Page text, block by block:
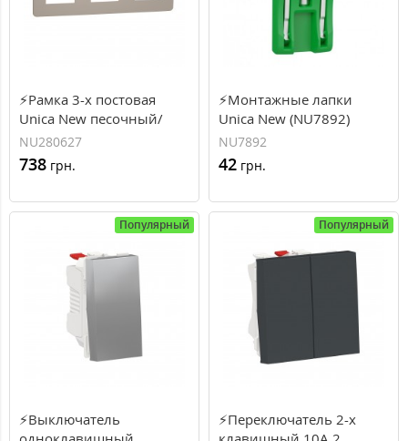
⚡Рамка 3-х постовая
Unica New песочный/
бежевый (NU280627)
NU280627
738 грн.
⚡Монтажные лапки
Unica New (NU7892)
NU7892
42 грн.
Популярный
⚡Выключатель
Популярный
⚡Переключатель 2-х